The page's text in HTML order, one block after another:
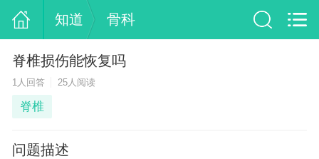
知道 骨科
脊椎损伤能恢复吗
1人回答 25人阅读
脊椎
问题描述